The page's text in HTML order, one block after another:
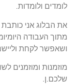
לומדים ולומדות.
את הבלוג אני כותבת
מתוך העבודה
ושאפשר לקחת
מוזמנות ומוזמנים
שלכם.ן.